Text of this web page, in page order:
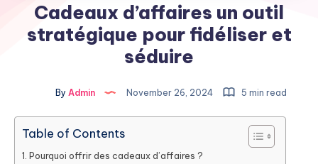
Cadeaux d’affaires un outil
stratégique pour fidéliser et
séduire
By Admin November 26, 2024 5 min read
Table of Contents
Pourquoi offrir des cadeaux d’affaires ?